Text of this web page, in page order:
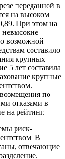
переданной в
на высоком
При этом на
невысокие
возможной
составило
крупных
5 лет составила
крупные
по
отказами в
на рейтинг.
риск-
В
отвечающие